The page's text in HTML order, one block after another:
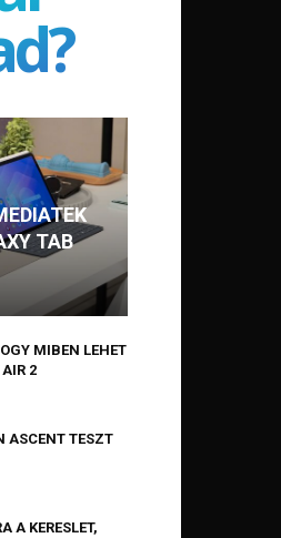
TAB
MIBEN LEHET
2
ASCENT TESZT
A KERESLET,